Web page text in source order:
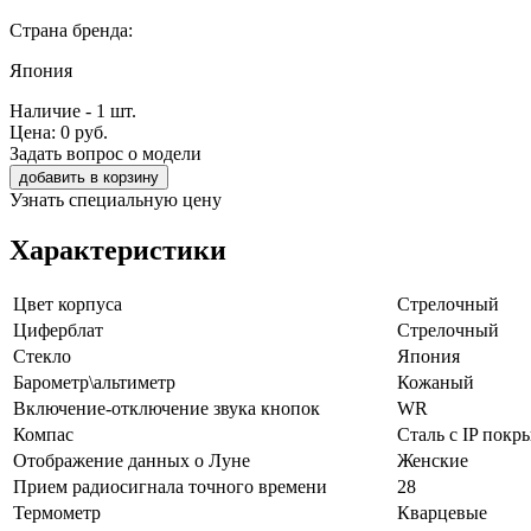
Страна бренда:
Япония
Наличие - 1 шт.
Цена: 0 руб.
Задать вопрос о модели
добавить в корзину
Узнать специальную цену
Характеристики
Цвет корпуса
Стрелочный
Циферблат
Стрелочный
Стекло
Япония
Барометр\альтиметр
Кожаный
Включение-отключение звука кнопок
WR
Компас
Сталь с IP
Отображение данных о Луне
Женские
Прием радиосигнала точного времени
28
Термометр
Кварцевые